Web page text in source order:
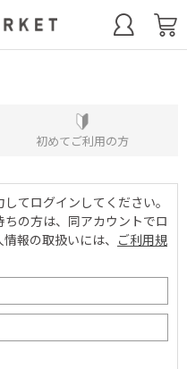
初めてご利用の方
てログインしてください。
の方は、同アカウントでロ
報の取扱いには、 ご利用規